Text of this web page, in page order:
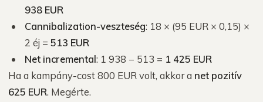
938 EUR
Cannibalization-veszteség: 18 × (95 EUR × 0,15) ×
2 éj = 513 EUR
Net incremental: 1 938 − 513 = 1 425 EUR
Ha a kampány-cost 800 EUR volt, akkor a net pozitív
625 EUR. Megérte.